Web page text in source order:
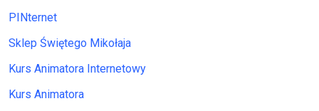
PINternet
Sklep Świętego Mikołaja
Kurs Animatora Internetowy
Kurs Animatora